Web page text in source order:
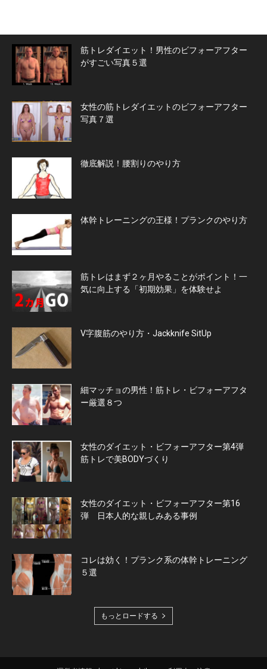
筋トレダイエット！男性のビフォーアフター
がすごい写真５選
女性の筋トレダイエットのビフォーアフター
写真７選
徹底解説！腰割りのやり方
体幹トレーニングの王様！プランクのやり方
筋トレはまず２ヶ月やることがポイント！一
気に向上する「初期効果」を体験せよ
V字腹筋のやり方・Jackknife SitUp
細マッチョの男性！筋トレ・ビフォーアフタ
ー厳選８つ
女性のダイエット・ビフォーアフター第4弾
筋トレで美BODYづくり
女性のダイエット・ビフォーアフター第16
弾 日本人的な親しみある事例
コレは効く！プランク系の体幹トレーニング
５選
もっとロードする